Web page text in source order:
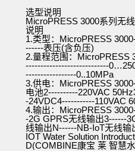
选型说明
MicroPRESS 3000系列无
说明
1.类型：MicroPRESS
------表压(含负压)
2.量程范围：
----------------------------
-----------------0..10MPa
3.供电：MicroPRESS
电池2----------220VAC
-24VDC4-----------110VAC
4.输出：MicroPRESS
-2G GPRS无线输出3------
线输出N------NB-IoT无线输
IOT Water Solution
D(COMBINE康宝 莱 智慧